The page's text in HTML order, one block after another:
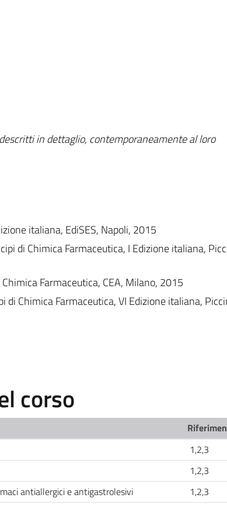
in dettaglio, contemporaneamente al loro
italiana, EdiSES, Napoli, 2015
di Chimica Farmaceutica, I Edizione italiana,
Chimica Farmaceutica, CEA, Milano, 2015
di Chimica Farmaceutica, VI Edizione italiana,
corso
1,2,3
1,2,3
antiallergici e antigastrolesivi
1,2,3